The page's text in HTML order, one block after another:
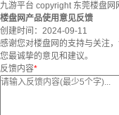
九游平台 copyright 东莞楼盘网
楼盘网产品使用意见反馈
创建时间： 2024-09-11
感谢您对楼盘网的支持与关注
您最诚挚的意见和建议。
反馈内容*